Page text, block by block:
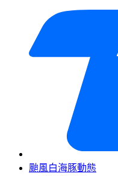
颱風白海豚動態